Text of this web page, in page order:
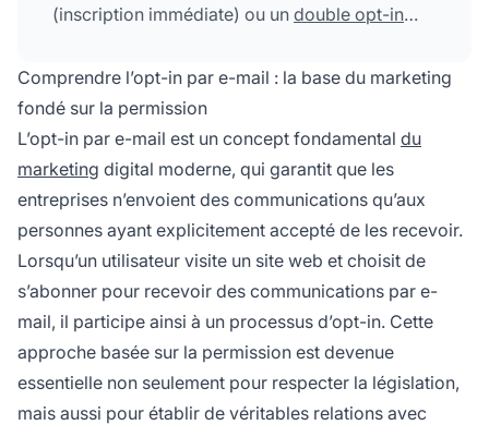
(inscription immédiate) ou un double opt-in
obligation légale dans de nombreuses
juridictions et cela instaure une relation de
confiance avec vos abonnés.
Comprendre l’opt-in par e-mail : la base du marketing
fondé sur la permission
L’opt-in par e-mail est un concept fondamental du
marketing digital moderne, qui garantit que les
entreprises n’envoient des communications qu’aux
personnes ayant explicitement accepté de les recevoir.
Lorsqu’un utilisateur visite un site web et choisit de
s’abonner pour recevoir des communications par e-
mail, il participe ainsi à un processus d’opt-in. Cette
approche basée sur la permission est devenue
essentielle non seulement pour respecter la législation,
mais aussi pour établir de véritables relations avec